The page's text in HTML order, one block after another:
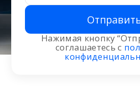
Нажимая кнопку
соглашаетесь с